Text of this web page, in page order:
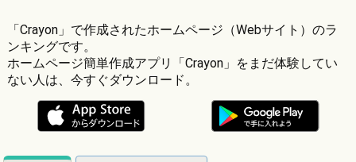
「Crayon」で作成されたホームページ（Webサイト）のラ
ンキングです。
ホームページ簡単作成アプリ「Crayon」をまだ体験してい
ない人は、今すぐダウンロード。